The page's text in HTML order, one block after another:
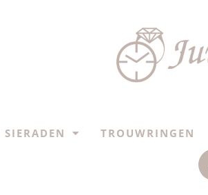
SIERADEN TROUWRINGEN